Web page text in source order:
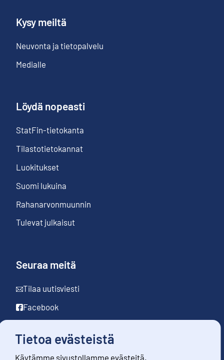
Tietoa evästeistä
Käytämme sivustollamme evästeitä.
Kysy meiltä
Neuvonta ja tietopalvelu
Medialle
Löydä nopeasti
StatFin-tietokanta
Tilastotietokannat
Luokitukset
Suomi lukuina
Rahanarvonmuunnin
Tulevat julkaisut
Seuraa meitä
Tilaa uutisviesti
Facebook
YouTube